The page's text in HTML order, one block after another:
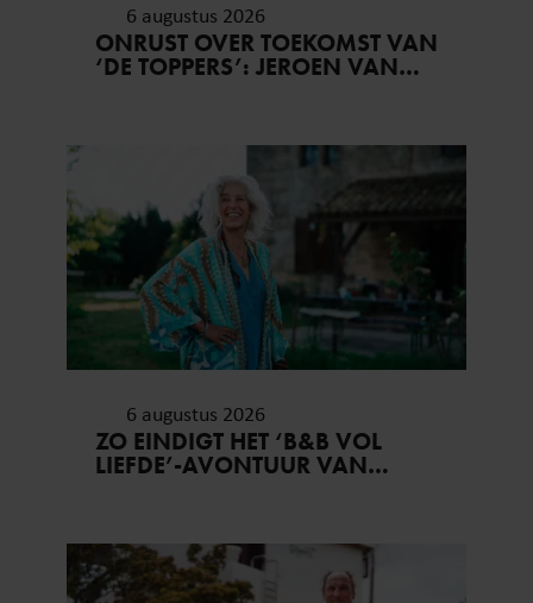
6 augustus 2026
ONRUST OVER TOEKOMST VAN
‘DE TOPPERS’: JEROEN VAN
6 augustus 2026
ZO EINDIGT HET ‘B&B VOL
LIEFDE’-AVONTUUR VAN